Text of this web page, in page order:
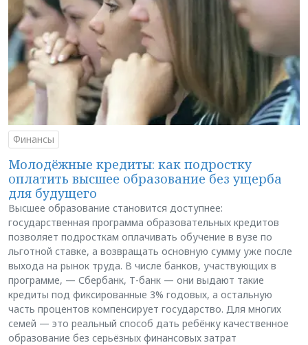
Финансы
Молодёжные кредиты: как подростку
оплатить высшее образование без ущерба
для будущего
Высшее образование становится доступнее:
государственная программа образовательных кредитов
позволяет подросткам оплачивать обучение в вузе по
льготной ставке, а возвращать основную сумму уже после
выхода на рынок труда. В числе банков, участвующих в
программе, — Сбербанк, Т-банк — они выдают такие
кредиты под фиксированные 3% годовых, а остальную
часть процентов компенсирует государство. Для многих
семей — это реальный способ дать ребёнку качественное
образование без серьёзных финансовых затрат